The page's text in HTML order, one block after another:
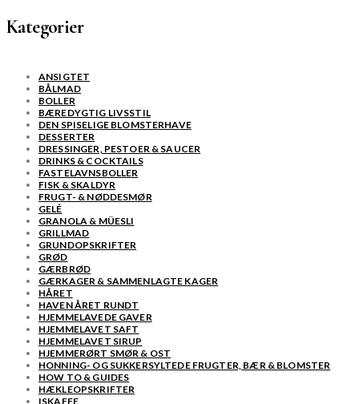
Kategorier
ANSIGTET
BÅLMAD
BOLLER
BÆREDYGTIG LIVSSTIL
DEN SPISELIGE BLOMSTERHAVE
DESSERTER
DRESSINGER, PESTOER & SAUCER
DRINKS & COCKTAILS
FASTELAVNSBOLLER
FISK & SKALDYR
FRUGT- & NØDDESMØR
GELÉ
GRANOLA & MÜESLI
GRILLMAD
GRUNDOPSKRIFTER
GRØD
GÆRBRØD
GÆRKAGER & SAMMENLAGTE KAGER
HÅRET
HAVEN ÅRET RUNDT
HJEMMELAVEDE GAVER
HJEMMELAVET SAFT
HJEMMELAVET SIRUP
HJEMMERØRT SMØR & OST
HONNING- OG SUKKERSYLTEDE FRUGTER, BÆR & BLOMSTER
HOW TO & GUIDES
HÆKLEOPSKRIFTER
ISKAFFE